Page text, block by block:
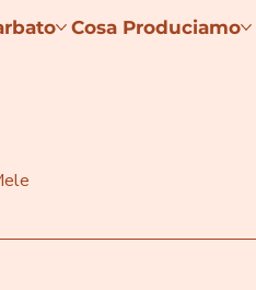
Cosa Produciamo